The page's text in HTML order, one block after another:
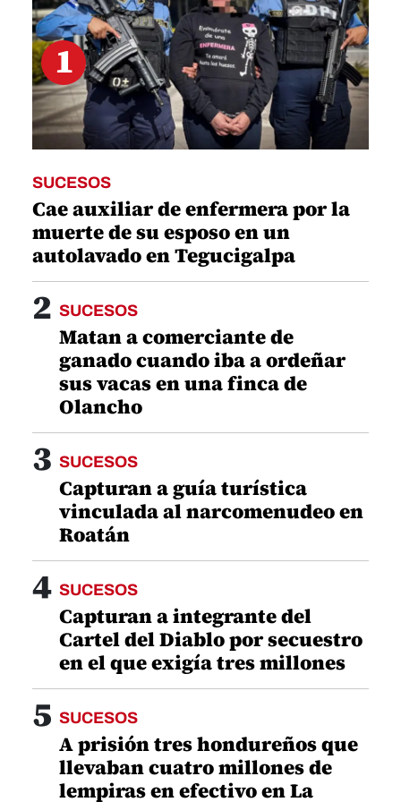
1
SUCESOS
Cae auxiliar de enfermera por la
muerte de su esposo en un
autolavado en Tegucigalpa
2 SUCESOS
Matan a comerciante de
ganado cuando iba a ordeñar
sus vacas en una finca de
Olancho
3 SUCESOS
Capturan a guía turística
vinculada al narcomenudeo en
Roatán
4 SUCESOS
Capturan a integrante del
Cartel del Diablo por secuestro
en el que exigía tres millones
5 SUCESOS
A prisión tres hondureños que
llevaban cuatro millones de
lempiras en efectivo en La